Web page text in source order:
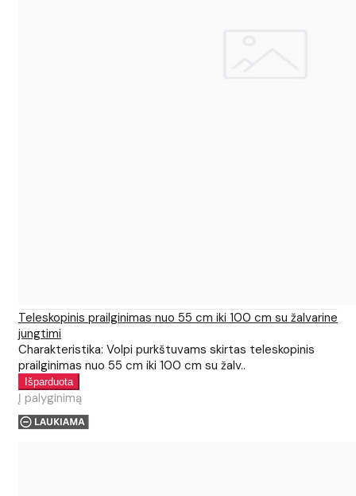
Teleskopinis prailginimas nuo 55 cm iki 100 cm su žalvarine
jungtimi
Charakteristika: Volpi purkštuvams skirtas teleskopinis
prailginimas nuo 55 cm iki 100 cm su žalv..
Į palyginimą